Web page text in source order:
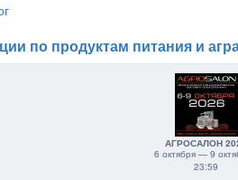
по продуктам питания и
АГРОСАЛОН
6 октября — 9
23:59